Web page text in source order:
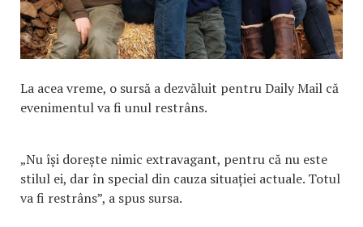
La acea vreme, o sursă a dezvăluit pentru Daily Mail că
evenimentul va fi unul restrâns.
„Nu își dorește nimic extravagant, pentru că nu este
stilul ei, dar în special din cauza situației actuale. Totul
va fi restrâns”, a spus sursa.